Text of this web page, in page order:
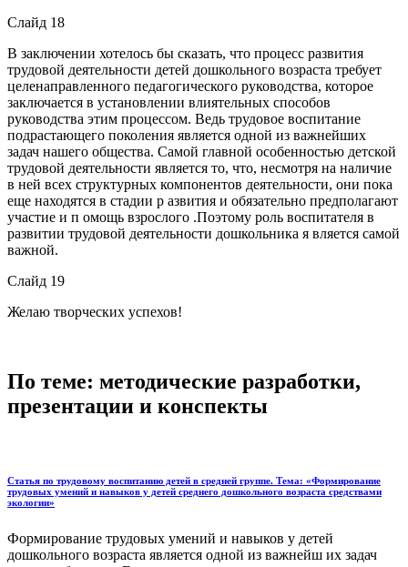
Слайд 18
В заключении хотелось бы сказать, что процесс развития
трудовой деятельности детей дошкольного возраста требует
целенаправленного педагогического руководства, которое
заключается в установлении влиятельных способов
руководства этим процессом. Ведь трудовое воспитание
подрастающего поколения является одной из важнейших
задач нашего общества. Самой главной особенностью детской
трудовой деятельности является то, что, несмотря на наличие
в ней всех структурных компонентов деятельности, они пока
еще находятся в стадии р азвития и обязательно предполагают
участие и п омощь взрослого .Поэтому роль воспитателя в
развитии трудовой деятельности дошкольника я вляется самой
важной.
Слайд 19
Желаю творческих успехов!
По теме: методические разработки,
презентации и конспекты
Статья по трудовому воспитанию детей в средней группе. Тема: «Формирование
трудовых умений и навыков у детей среднего дошкольного возраста средствами
экологии»
Формирование трудовых умений и навыков у детей
дошкольного возраста является одной из важнейш их задач